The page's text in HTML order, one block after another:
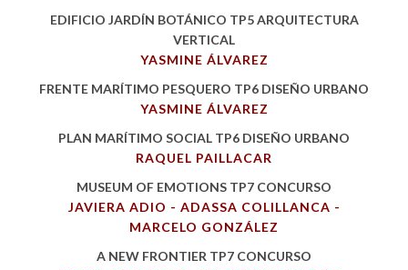
EDIFICIO JARDÍN BOTÁNICO TP5 ARQUITECTURA
VERTICAL
YASMINE ÁLVAREZ
FRENTE MARÍTIMO PESQUERO TP6 DISEÑO URBANO
YASMINE ÁLVAREZ
PLAN MARÍTIMO SOCIAL TP6 DISEÑO URBANO
RAQUEL PAILLACAR
MUSEUM OF EMOTIONS TP7 CONCURSO
JAVIERA ADIO - ADASSA COLILLANCA -
MARCELO GONZÁLEZ
A NEW FRONTIER TP7 CONCURSO